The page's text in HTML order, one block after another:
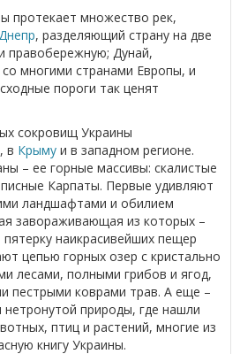
протекает множество рек,
Днепр, разделяющий страну на две
правобережную; Дунай,
многими странами Европы, и
пороги так ценят
сокровищ Украины
в Крыму и в западном регионе.
– ее горные массивы: скалистые
Карпаты. Первые удивляют
ландшафтами и обилием
завораживающая из которых –
наикрасивейших пещер
цепью горных озер с кристально
лесами, полными грибов и ягод,
пестрыми коврами трав. А еще –
нетронутой природы, где нашли
птиц и растений, многие из
книгу Украины.